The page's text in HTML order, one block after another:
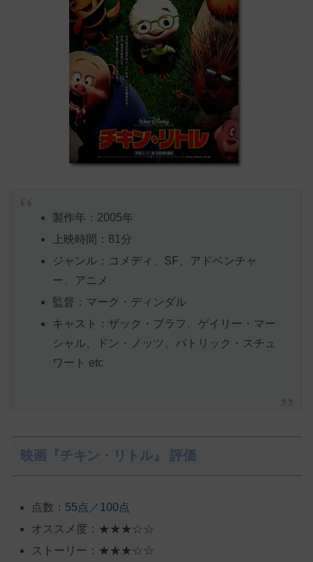
製作年：2005年
上映時間：81分
ジャンル：コメディ、SF、アドベンチャ
ー、アニメ
監督：マーク・ディンダル
キャスト：ザック・ブラフ、ゲイリー・マー
シャル、ドン・ノッツ、パトリック・スチュ
ワート etc
映画『チキン・リトル』 評価
点数： 55点／100点
オススメ度：★★★☆☆
ストーリー：★★★☆☆